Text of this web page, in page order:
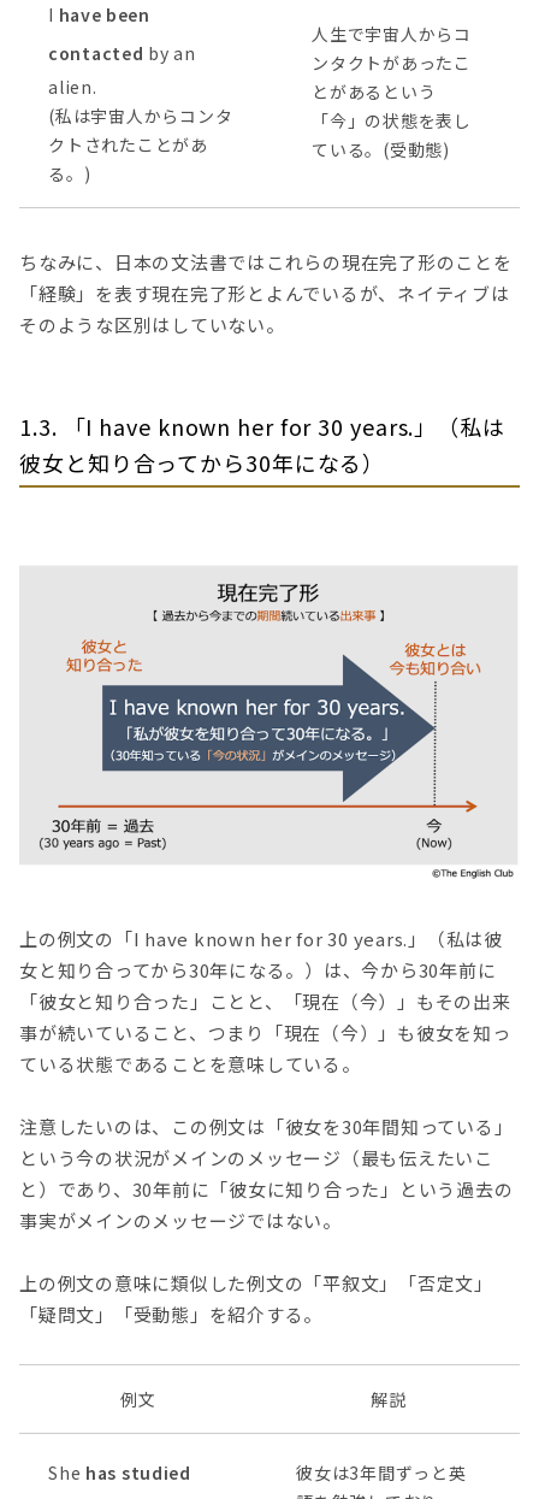
I have been
contacted by an
alien.
(私は宇宙人からコンタ
クトされたことがあ
る。)
人生で宇宙人からコ
ンタクトがあったこ
とがあるという
「今」の状態を表し
ている。(受動態)
ちなみに、日本の文法書ではこれらの現在完了形のことを
「経験」を表す現在完了形とよんでいるが、ネイティブは
そのような区別はしていない。
1.3. 「I have known her for 30 years.」（私は
彼女と知り合ってから30年になる）
上の例文の「I have known her for 30 years.」（私は彼
女と知り合ってから30年になる。）は、今から30年前に
「彼女と知り合った」ことと、「現在（今）」もその出来
事が続いていること、つまり「現在（今）」も彼女を知っ
ている状態であることを意味している。
注意したいのは、この例文は「彼女を30年間知っている」
という今の状況がメインのメッセージ（最も伝えたいこ
と）であり、30年前に「彼女に知り合った」という過去の
事実がメインのメッセージではない。
上の例文の意味に類似した例文の「平叙文」「否定文」
「疑問文」「受動態」を紹介する。
例文 解説
She has studied
彼女は3年間ずっと英